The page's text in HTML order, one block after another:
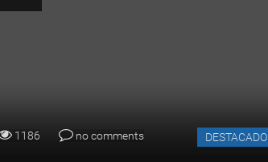
1186 no comments DESTACADO